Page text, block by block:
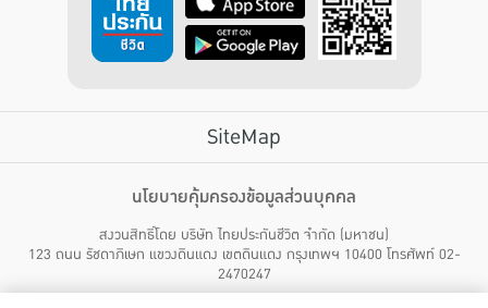
SiteMap
ไทยประกันชีวิต HEALTH CARE SOLUTIONS
สิทธิพิเศษ
แอปพลิเคชัน ไทยประกันชีวิต
นโยบายคุ้มครองข้อมูลส่วนบุคคล
สงวนสิทธิ์โดย บริษัท ไทยประกันชีวิต จำกัด (มหาชน)
123 ถนน รัชดาภิเษก แขวงดินแดง เขตดินแดง กรุงเทพฯ 10400 โทรศัพท์ 02-
2470247